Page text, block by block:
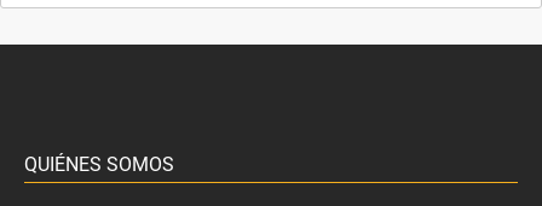
QUIÉNES SOMOS